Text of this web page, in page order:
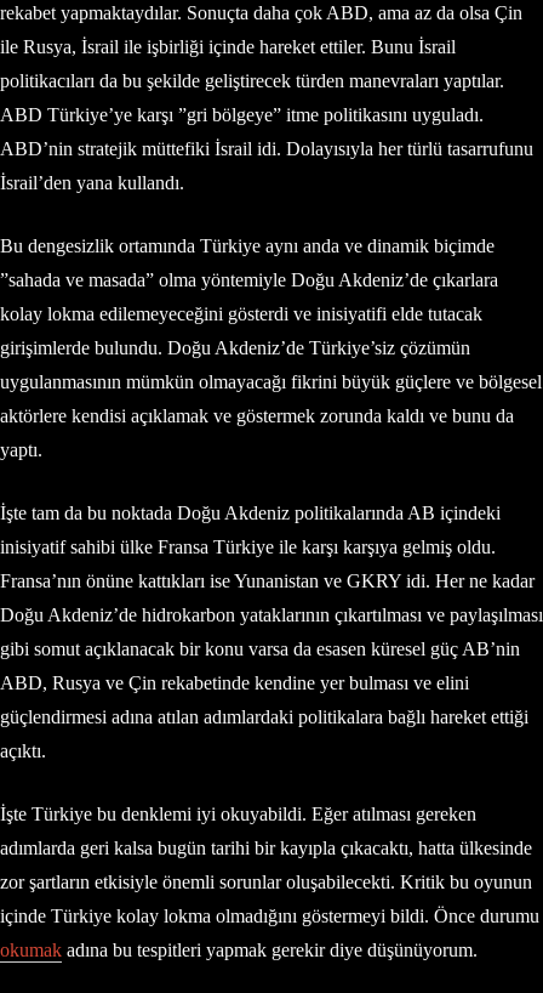
rekabet yapmaktaydılar. Sonuçta daha çok ABD, ama az da olsa Çin
ile Rusya, İsrail ile işbirliği içinde hareket ettiler. Bunu İsrail
politikacıları da bu şekilde geliştirecek türden manevraları yaptılar.
ABD Türkiye’ye karşı ”gri bölgeye” itme politikasını uyguladı.
ABD’nin stratejik müttefiki İsrail idi. Dolayısıyla her türlü tasarrufunu
İsrail’den yana kullandı.
Bu dengesizlik ortamında Türkiye aynı anda ve dinamik biçimde
”sahada ve masada” olma yöntemiyle Doğu Akdeniz’de çıkarlara
kolay lokma edilemeyeceğini gösterdi ve inisiyatifi elde tutacak
girişimlerde bulundu. Doğu Akdeniz’de Türkiye’siz çözümün
uygulanmasının mümkün olmayacağı fikrini büyük güçlere ve bölgesel
aktörlere kendisi açıklamak ve göstermek zorunda kaldı ve bunu da
yaptı.
İşte tam da bu noktada Doğu Akdeniz politikalarında AB içindeki
inisiyatif sahibi ülke Fransa Türkiye ile karşı karşıya gelmiş oldu.
Fransa’nın önüne kattıkları ise Yunanistan ve GKRY idi. Her ne kadar
Doğu Akdeniz’de hidrokarbon yataklarının çıkartılması ve paylaşılması
gibi somut açıklanacak bir konu varsa da esasen küresel güç AB’nin
ABD, Rusya ve Çin rekabetinde kendine yer bulması ve elini
güçlendirmesi adına atılan adımlardaki politikalara bağlı hareket ettiği
açıktı.
İşte Türkiye bu denklemi iyi okuyabildi. Eğer atılması gereken
adımlarda geri kalsa bugün tarihi bir kayıpla çıkacaktı, hatta ülkesinde
zor şartların etkisiyle önemli sorunlar oluşabilecekti. Kritik bu oyunun
içinde Türkiye kolay lokma olmadığını göstermeyi bildi. Önce durumu
okumak adına bu tespitleri yapmak gerekir diye düşünüyorum.